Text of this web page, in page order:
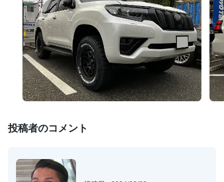
投稿者のコメント